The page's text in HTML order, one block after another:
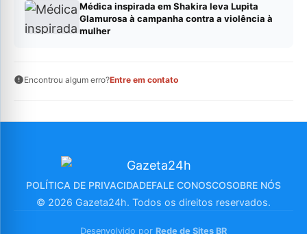
Médica inspirada em Shakira leva Lupita
Glamurosa à campanha contra a violência à
mulher
Encontrou algum erro?Entre em contato
POLÍTICA DE PRIVACIDADEFALE CONOSCOSOBRE NÓS
© 2026 Gazeta24h. Todos os direitos reservados.
Desenvolvido por Rede de Sites BR